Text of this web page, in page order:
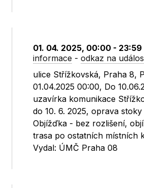
01. 04. 2025, 00:00 - 23:59
informace -odkaz na
ulice Střížkovská, Praha 8,
01.04.2025 00:00, Do
uzavírka komunikace
do 10. 6. 2025, oprava
Objížďka - bez rozlišení,
trasa po ostatních místních
Vydal: ÚMČ Praha 08